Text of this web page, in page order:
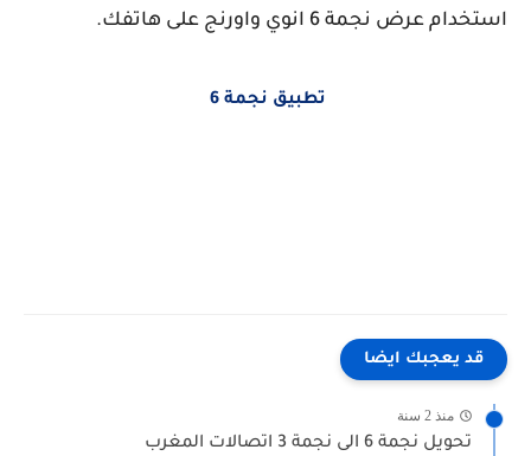
استخدام عرض نجمة 6 انوي واورنج على هاتفك.
تطبيق نجمة 6
قد يعجبك ايضا
منذ 2 سنة
تحويل نجمة 6 الى نجمة 3 اتصالات المغرب